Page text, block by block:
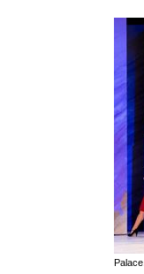
Palace.